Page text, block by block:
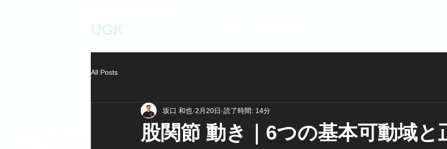
UGK
All Posts
股関節 動き｜6つの基本可動域と
坂口 和也 2月20日 読了時間: 14分